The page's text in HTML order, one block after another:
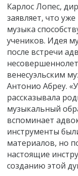
Карлос Лопес,
заявляет, что
музыка
учеников. Идея
после встречи
венесуэльским
Антонио Абреу.
рассказывала
музыкальный
вспоминает
инструменты
материалов, но
настоящие
созданию этой